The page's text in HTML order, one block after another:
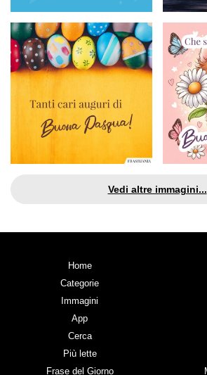
Vedi altre immagini...
Home
Categorie
Immagini
App
Cerca
Più lette
Frase del Giorno